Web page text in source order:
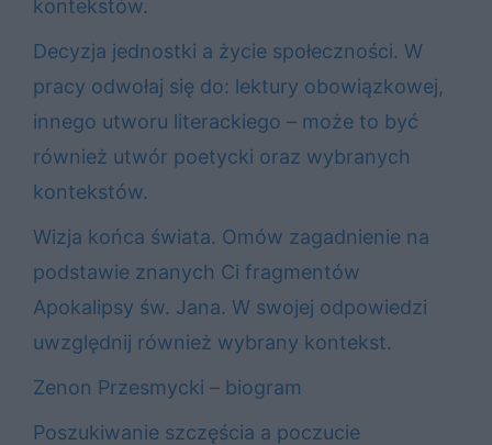
kontekstów.
Decyzja jednostki a życie społeczności. W
pracy odwołaj się do: lektury obowiązkowej,
innego utworu literackiego – może to być
również utwór poetycki oraz wybranych
kontekstów.
Wizja końca świata. Omów zagadnienie na
podstawie znanych Ci fragmentów
Apokalipsy św. Jana. W swojej odpowiedzi
uwzględnij również wybrany kontekst.
Zenon Przesmycki – biogram
Poszukiwanie szczęścia a poczucie